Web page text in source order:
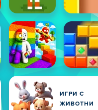
ИГРИ С
ЖИВОТНИ